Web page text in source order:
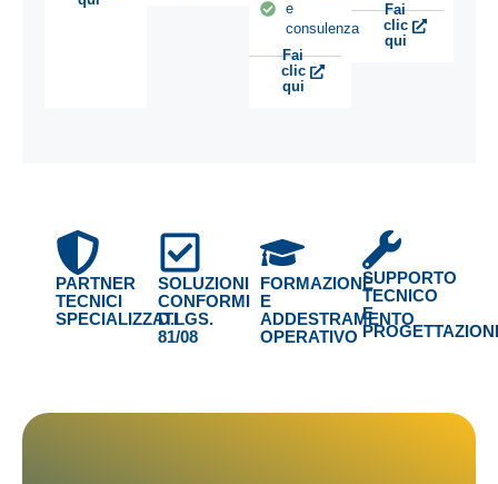
Fai
clic
qui
e
consulenza
Fai
clic
qui
SUPPORTO
TECNICO
E
FORMAZIONE
E
ADDESTRAMENTO
OPERATIVO
SOLUZIONI
CONFORMI
D.LGS.
81/08
PARTNER
TECNICI
SPECIALIZZATI